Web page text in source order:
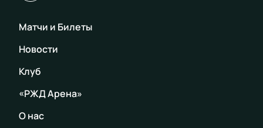
Матчи и Билеты
Новости
Клуб
«РЖД Арена»
О нас